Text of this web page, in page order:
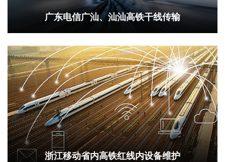
广东电信广汕、汕汕高铁干线传输
浙江移动省内高铁红线内设备维护